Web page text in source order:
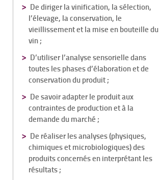
De diriger la vinification, la sélection,
l’élevage, la conservation, le
vieillissement et la mise en bouteille du
vin ;
D’utiliser l’analyse sensorielle dans
toutes les phases d’élaboration et de
conservation du produit ;
De savoir adapter le produit aux
contraintes de production et à la
demande du marché ;
De réaliser les analyses (physiques,
chimiques et microbiologiques) des
produits concernés en interprétant les
résultats ;